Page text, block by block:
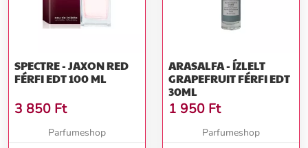
SPECTRE - JAXON RED
FÉRFI EDT 100 ML
3 850 Ft
Parfumeshop
ARASALFA - ÍZLELT
GRAPEFRUIT FÉRFI EDT
30ML
1 950 Ft
Parfumeshop